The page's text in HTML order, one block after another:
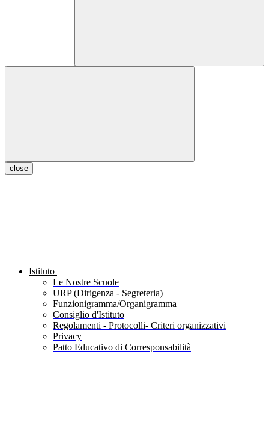
close
Istituto
Le Nostre Scuole
URP (Dirigenza - Segreteria)
Funzionigramma/Organigramma
Consiglio d'Istituto
Regolamenti - Protocolli- Criteri organizzativi
Privacy
Patto Educativo di Corresponsabilità